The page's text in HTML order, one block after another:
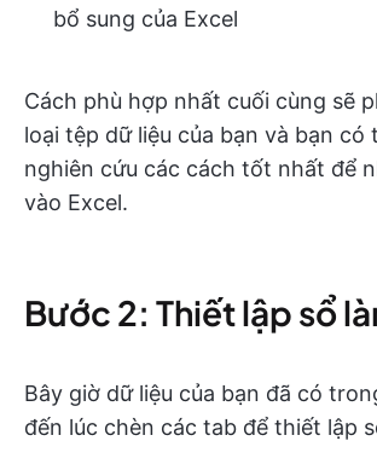
bổ sung của Excel
Cách phù hợp nhất cuối cùng sẽ
loại tệp dữ liệu của bạn và bạn có
nghiên cứu các cách tốt nhất để
vào Excel.
Bước 2: Thiết lập sổ
Bây giờ dữ liệu của bạn đã có
đến lúc chèn các tab để thiết lập